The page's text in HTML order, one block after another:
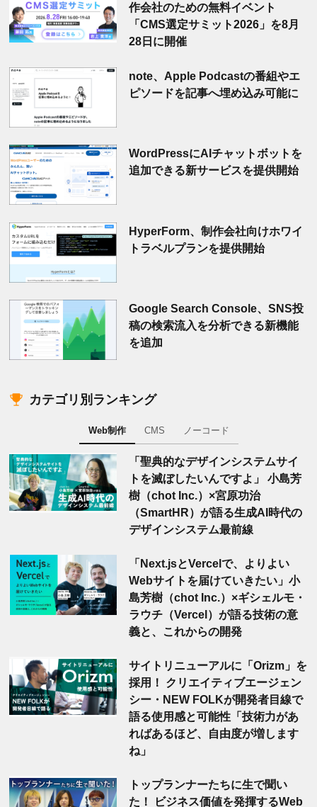
作会社のための無料イベント
「CMS選定サミット2026」を8月
28日に開催
note、Apple Podcastの番組やエ
ピソードを記事へ埋め込み可能に
WordPressにAIチャットボットを
追加できる新サービスを提供開始
HyperForm、制作会社向けホワイ
トラベルプランを提供開始
Google Search Console、SNS投
稿の検索流入を分析できる新機能
を追加
カテゴリ別ランキング
Web制作 CMS ノーコード
「聖典的なデザインシステムサイ
トを滅ぼしたいんですよ」 小島芳
樹（chot Inc.）×宮原功治
（SmartHR）が語る生成AI時代の
デザインシステム最前線
「Next.jsとVercelで、よりよい
Webサイトを届けていきたい」小
島芳樹（chot Inc.）×ギシェルモ・
ラウチ（Vercel）が語る技術の意
義と、これからの開発
サイトリニューアルに「Orizm」を
採用！ クリエイティブエージェン
シー・NEW FOLKが開発者目線で
語る使用感と可能性「技術力があ
ればあるほど、自由度が増します
ね」
トップランナーたちに生で聞い
た！ ビジネス価値を発揮するWeb